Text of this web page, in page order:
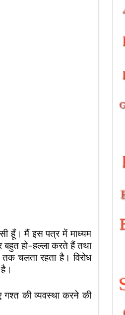
हूँ। मैं इस पत्र में माध्यम
हो-हल्ला करते हैं तथा
चलता रहता है। विरोध
गश्त की व्यवस्था करने की